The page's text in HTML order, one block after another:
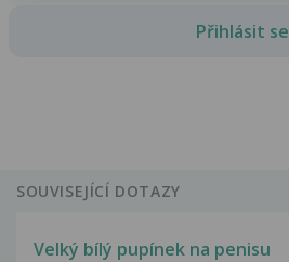
Přihlásit se
SOUVISEJÍCÍ DOTAZY
Velký bílý pupínek na penisu